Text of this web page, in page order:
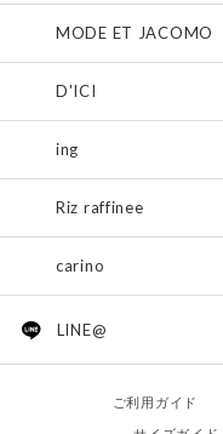
MODE ET JACOMO
D'ICI
ing
Riz raffinee
carino
LINE@
ご利用ガイド